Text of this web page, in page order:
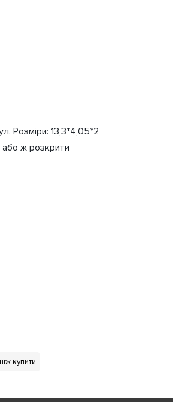
Розміри: 13,3*4,05*2
або ж розкрити
ніж купити